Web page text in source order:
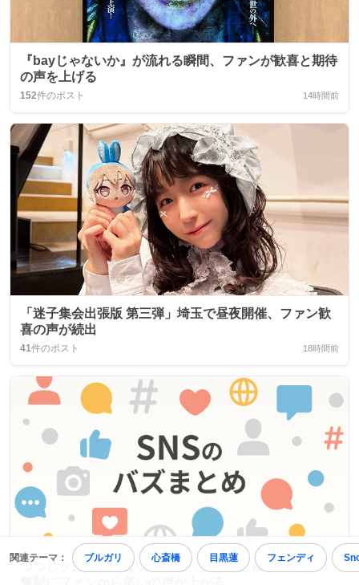
関連テーマ： ブルガリ 心斎橋 目黒蓮 フェンディ
『bayじゃないか』が流れる瞬間、ファンが歓喜と期待
の声を上げる
152件のポスト 14時間前
「迷子集会出張版 第三弾」埼玉で昼夜開催、ファン歓
喜の声が続出
41件のポスト 18時間前
つつじヶ丘が言えない！周杜・猪俣・しゅーちゃんの